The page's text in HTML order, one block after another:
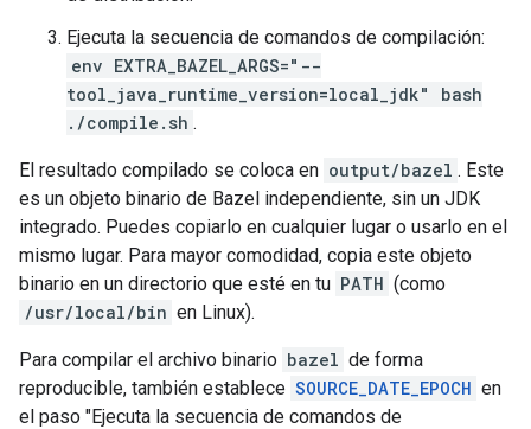
Ejecuta la secuencia de comandos de compilación:
env EXTRA_BAZEL_ARGS="--
tool_java_runtime_version=local_jdk" bash
./compile.sh .
El resultado compilado se coloca en output/bazel . Este
es un objeto binario de Bazel independiente, sin un JDK
integrado. Puedes copiarlo en cualquier lugar o usarlo en el
mismo lugar. Para mayor comodidad, copia este objeto
binario en un directorio que esté en tu PATH (como
/usr/local/bin en Linux).
Para compilar el archivo binario bazel de forma
reproducible, también establece SOURCE_DATE_EPOCH en
el paso "Ejecuta la secuencia de comandos de